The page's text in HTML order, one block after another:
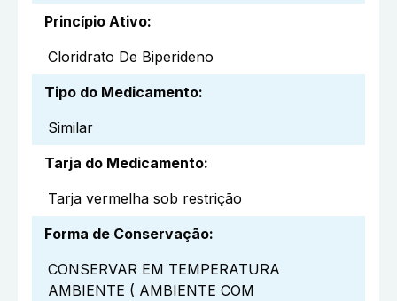
Princípio Ativo:
Cloridrato De Biperideno
Tipo do Medicamento:
Similar
Tarja do Medicamento:
Tarja vermelha sob restrição
Forma de Conservação:
CONSERVAR EM TEMPERATURA
AMBIENTE ( AMBIENTE COM